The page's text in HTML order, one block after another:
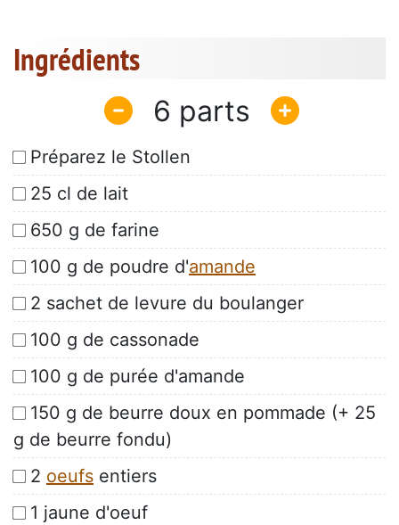
Ingrédients
6
Préparez le Stollen
25 cl de lait
650 g de farine
100 g de poudre d'amande
2 sachet de levure du boulanger
100 g de cassonade
100 g de purée d'amande
150 g de beurre doux en pommade (+ 25
g de beurre fondu)
2 oeufs entiers
1 jaune d'oeuf